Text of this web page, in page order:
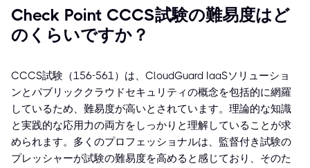
Check Point CCCS試験の難易度はど
のくらいですか？
CCCS試験（156-561）は、CloudGuard IaaSソリューショ
ンとパブリッククラウドセキュリティの概念を包括的に網羅
しているため、難易度が高いとされています。理論的な知識
と実践的な応用力の両方をしっかりと理解していることが求
められます。多くのプロフェッショナルは、監督付き試験の
プレッシャーが試験の難易度を高めると感じており、そのた